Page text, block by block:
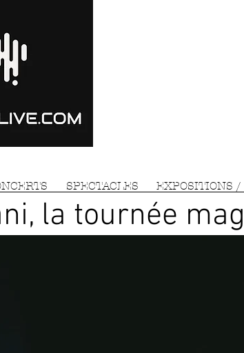
la tournée
SPECTACLES EXPOSITIONS /